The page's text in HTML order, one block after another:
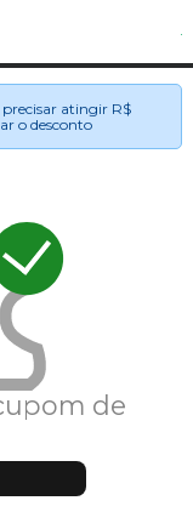
precisar atingir R$
o desconto
de